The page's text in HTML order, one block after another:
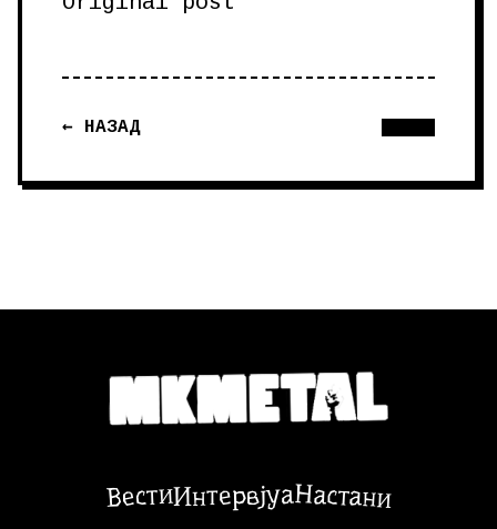
← НАЗАД
ВестиИнтервјуаНастани